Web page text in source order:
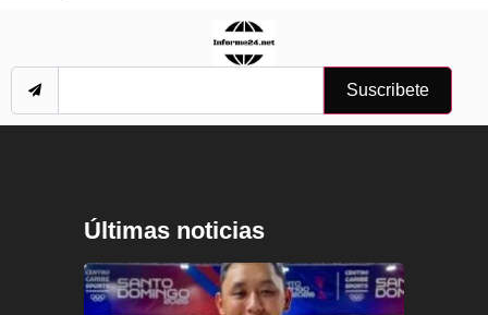
Suscribete
Últimas noticias